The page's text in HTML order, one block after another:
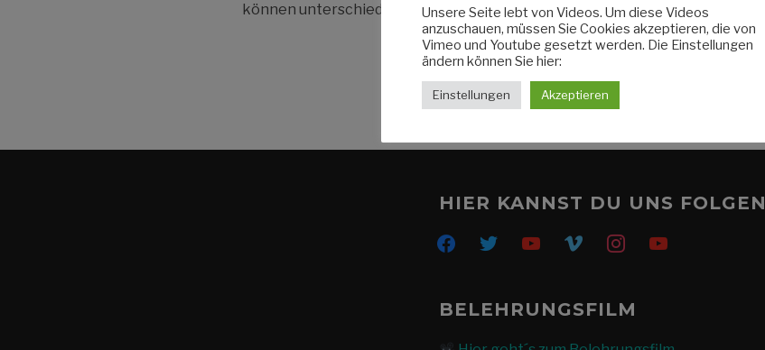
können unterschiedliche Ursachen […]
HIER KANNST DU UNS FOLGEN
facebooktwitter youtubevimeo instagramyoutube
BELEHRUNGSFILM
Unsere Seite lebt von Videos. Um diese Videos
anzuschauen, müssen Sie Cookies akzeptieren, die von
Vimeo und Youtube gesetzt werden. Die Einstellungen
ändern können Sie hier:
Einstellungen Akzeptieren